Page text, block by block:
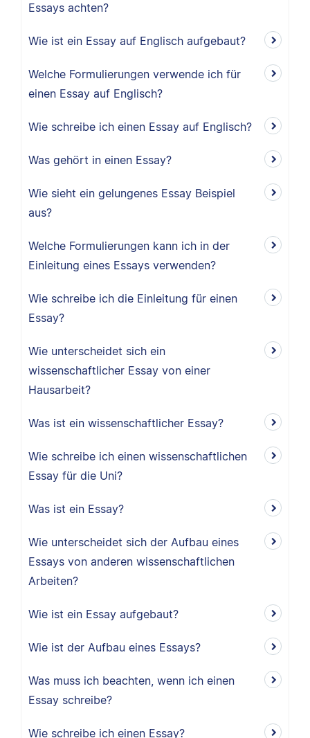
Essays achten?
Wie ist ein Essay auf Englisch aufgebaut?
Welche Formulierungen verwende ich für
einen Essay auf Englisch?
Wie schreibe ich einen Essay auf Englisch?
Was gehört in einen Essay?
Wie sieht ein gelungenes Essay Beispiel
aus?
Welche Formulierungen kann ich in der
Einleitung eines Essays verwenden?
Wie schreibe ich die Einleitung für einen
Essay?
Wie unterscheidet sich ein
wissenschaftlicher Essay von einer
Hausarbeit?
Was ist ein wissenschaftlicher Essay?
Wie schreibe ich einen wissenschaftlichen
Essay für die Uni?
Was ist ein Essay?
Wie unterscheidet sich der Aufbau eines
Essays von anderen wissenschaftlichen
Arbeiten?
Wie ist ein Essay aufgebaut?
Wie ist der Aufbau eines Essays?
Was muss ich beachten, wenn ich einen
Essay schreibe?
Wie schreibe ich einen Essay?